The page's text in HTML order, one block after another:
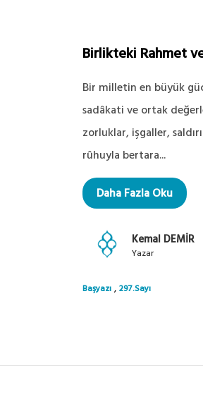
Birlikteki Rahmet
Bir milletin en büyük
sadâkati ve ortak
zorluklar, işgaller,
rûhuyla bertara...
Daha Fazla Oku
Kemal DEMİR
Yazar
Başyazı , 297.Sayı